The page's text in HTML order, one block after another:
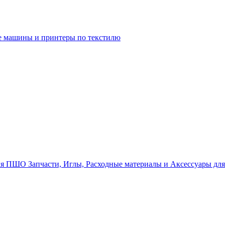
машины и принтеры по текстилю
Запчасти, Иглы, Расходные материалы и Аксессуары